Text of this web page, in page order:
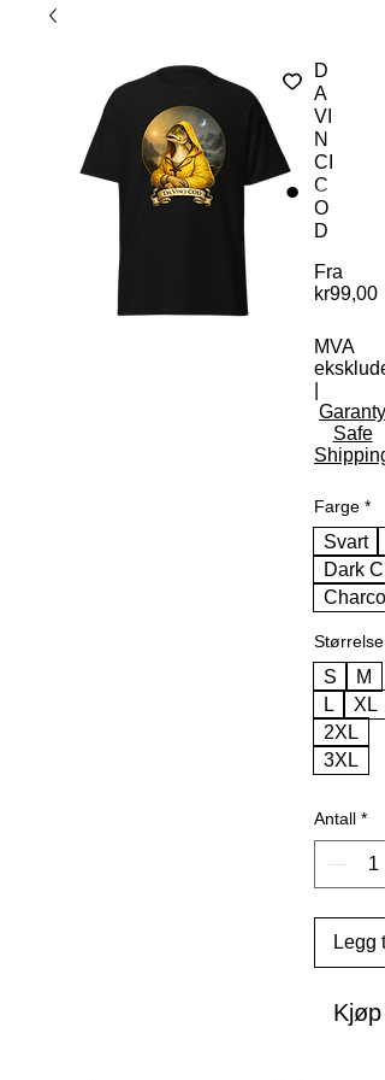
D
A
VI
N
CI
C
O
D
Fra
kr99,00
MVA
Garanty
Safe
Shipping
Farge *
Svart
Dark
Størrelse
S
M
L
XL
2XL
3XL
Antall *
Legg
Kjøp